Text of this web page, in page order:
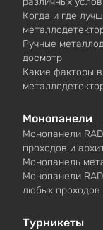
Когда и где
Ручные
досмотр
Какие факторы
Монопанели
Монопанели
проходов и
Монопанель
Монопанели
любых проходов
Турникеты